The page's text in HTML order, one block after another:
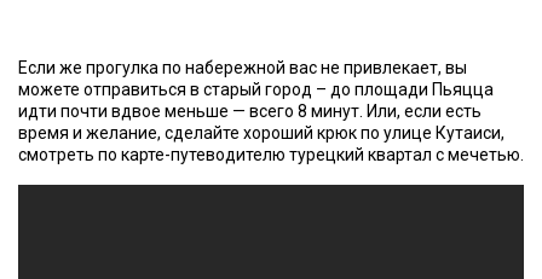
Если же прогулка по набережной вас не привлекает, вы
можете отправиться в старый город – до площади Пьяцца
идти почти вдвое меньше — всего 8 минут. Или, если есть
время и желание, сделайте хороший крюк по улице Кутаиси,
смотреть по карте-путеводителю турецкий квартал с мечетью.